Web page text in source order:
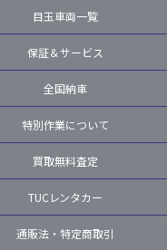
目玉車両一覧
保証＆サービス
全国納車
特別作業について
買取無料査定
TUCレンタカー
通販法・特定商取引